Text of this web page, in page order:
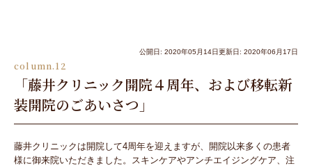
公開日: 2020年05月14日更新日: 2020年06月17日
column.12
「藤井クリニック開院４周年、および移転新
装開院のごあいさつ」
藤井クリニックは開院して4周年を迎えますが、開院以来多くの患者
様に御来院いただきました。スキンケアやアンチエイジングケア、注